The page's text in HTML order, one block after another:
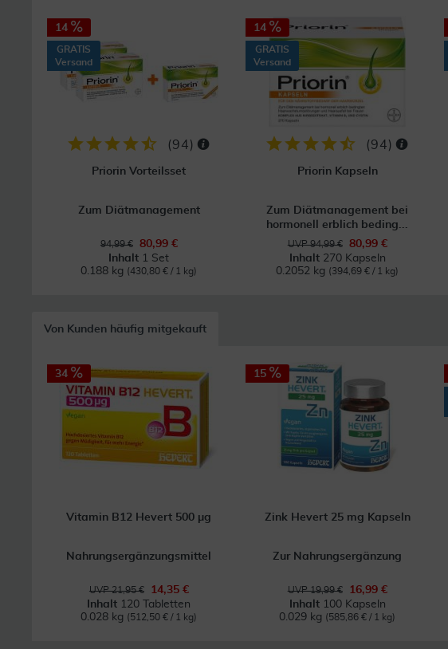
14
GRATIS
Versand
(94)
Priorin Vorteilsset
Zum Diätmanagement
94,99 €
80,99 €
Inhalt 1 Set
0.188 kg (430,80 € / 1 kg)
14
GRATIS
Versand
(94)
Priorin Kapseln
Zum Diätmanagement bei
hormonell erblich beding...
UVP 94,99 €
80,99 €
Inhalt 270 Kapseln
0.2052 kg (394,69 € / 1 kg)
Von Kunden häufig mitgekauft
34
Vitamin B12 Hevert 500 µg
Nahrungsergänzungsmittel
UVP 21,95 €
14,35 €
Inhalt 120 Tabletten
0.028 kg (512,50 € / 1 kg)
15
Zink Hevert 25 mg Kapseln
Zur Nahrungsergänzung
UVP 19,99 €
16,99 €
Inhalt 100 Kapseln
0.029 kg (585,86 € / 1 kg)